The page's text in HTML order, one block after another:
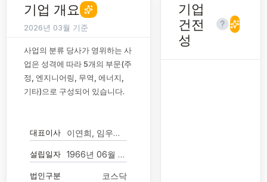
기업 개요
2026년 03월 기준
사업의 분류 당사가 영위하는 사
업은 성격에 따라 5개의 부문(주
정, 엔지니어링, 무역, 에너지,
기타)으로 구성되어 있습니다.
대표이사 이연희, 임우석 (각자대표이사)
설립일자 1966년 06월 16일
법인구분 코스닥
기업
건전
성